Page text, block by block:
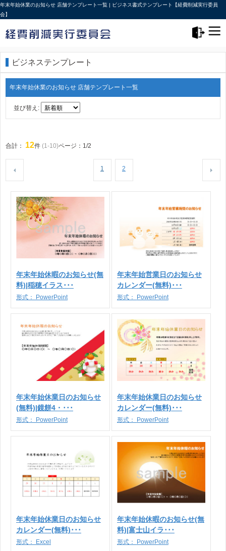
年末年始休業のお知らせ 店舗テンプレート一覧 | ビジネス書式テンプレート【経費削減実行委員
会】
ビジネステンプレート
年末年始休業のお知らせ 店舗テンプレート一覧
並び替え:
合計： 12件 (1-10)ページ：1/2
1 2
年末年始休暇のお知らせ(無
料)|稲穂イラス･･･
形式： PowerPoint
年末年始営業日のお知らせ
カレンダー(無料)･･･
形式： PowerPoint
年末年始休業日のお知らせ
(無料)|鏡餅4・･･･
形式： PowerPoint
年末年始休業日のお知らせ
カレンダー(無料)･･･
形式： PowerPoint
年末年始休業日のお知らせ
カレンダー(無料)･･･
形式： Excel
年末年始休暇のお知らせ(無
料)|富士山イラ･･･
形式： PowerPoint